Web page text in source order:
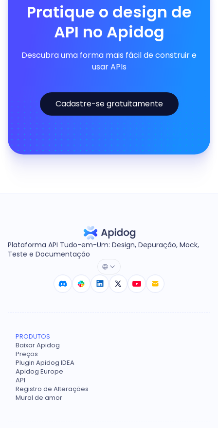
Pratique o design de
API no Apidog
Descubra uma forma mais fácil de construir e
usar APIs
Cadastre-se gratuitamente
Plataforma API Tudo-em-Um: Design, Depuração, Mock,
Teste e Documentação
PRODUTOS
Baixar Apidog
Preços
Plugin Apidog IDEA
Apidog Europe
API
Registro de Alterações
Mural de amor